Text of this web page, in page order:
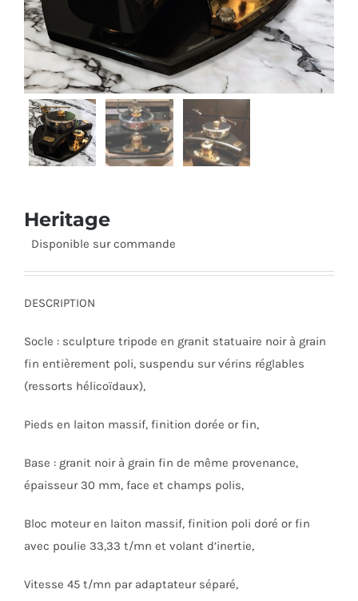
Heritage
Disponible sur commande
DESCRIPTION
Socle : sculpture tripode en granit statuaire noir à grain
fin entièrement poli, suspendu sur vérins réglables
(ressorts hélicoïdaux),
Pieds en laiton massif, finition dorée or fin,
Base : granit noir à grain fin de même provenance,
épaisseur 30 mm, face et champs polis,
Bloc moteur en laiton massif, finition poli doré or fin
avec poulie 33,33 t/mn et volant d’inertie,
Vitesse 45 t/mn par adaptateur séparé,